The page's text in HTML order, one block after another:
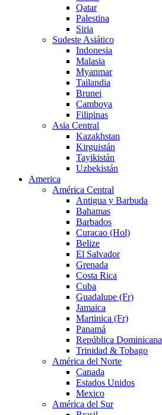
Qatar
Palestina
Siria
Sudeste Asiático
Indonesia
Malasia
Myanmar
Tailandia
Brunei
Camboya
Filipinas
Asia Central
Kazakhstan
Kirguistán
Tayikistán
Uzbekistán
America
América Central
Antigua y Barbuda
Bahamas
Barbados
Curacao (Hol)
Belize
El Salvador
Grenada
Costa Rica
Cuba
Guadalupe (Fr)
Jamaica
Martinica (Fr)
Panamá
República Dominicana
Trinidad & Tobago
América del Norte
Canada
Estados Unidos
Mexico
América del Sur